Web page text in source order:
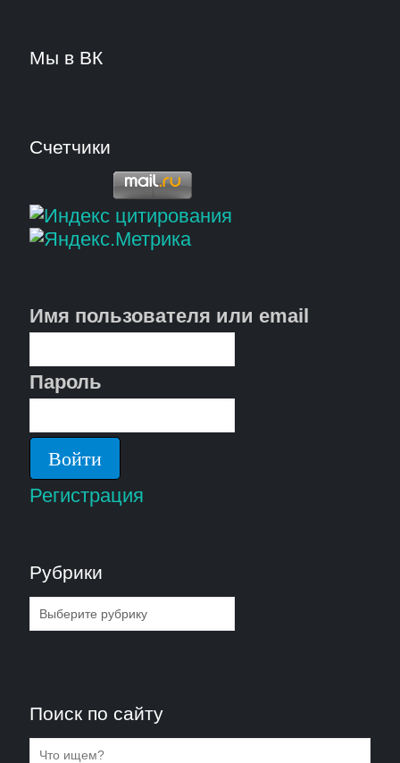
Мы в ВК
Счетчики
Имя пользователя или email
Пароль
Регистрация
Рубрики
Рубрики
Поиск по сайту